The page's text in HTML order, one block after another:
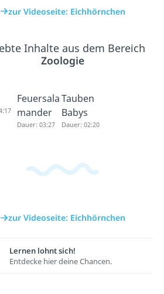
zur Videoseite: Eichhörnchen
Inhalte aus dem Bereich
Zoologie
Feuersala
mander
Dauer: 03:27
Tauben
Babys
Dauer: 02:20
zur Videoseite: Eichhörnchen
Lernen lohnt sich!
Entdecke hier deine Chancen.